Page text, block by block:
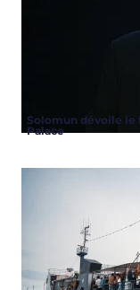
Solomun dévoile le
Palace